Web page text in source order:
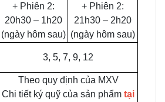
+ Phiên 2:
20h30 – 1h20
(ngày hôm sau)
+ Phiên 2:
21h30 – 2h20
(ngày hôm sau)
3, 5, 7, 9, 12
Theo quy định của MXV
Chi tiết ký quỹ của sản phẩm tại